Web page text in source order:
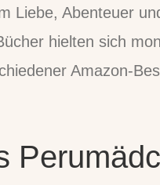
Liebe, Abenteuer
hielten sich
Amazon-